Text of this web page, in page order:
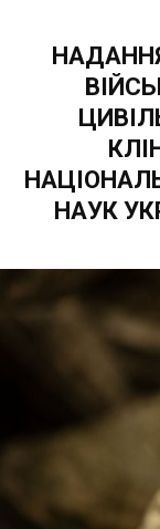
НАУК